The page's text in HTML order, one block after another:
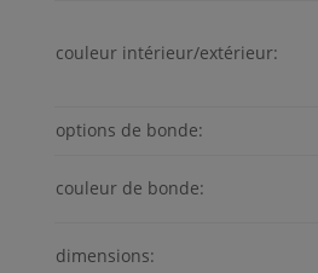
couleur intérieur/extérieur:
options de bonde:
couleur de bonde:
dimensions: